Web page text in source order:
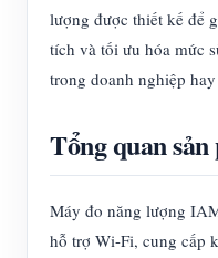
lượng được thiết kế để
tích và tối ưu hóa mức
trong doanh nghiệp
Tổng quan
Máy đo năng lượng
hỗ trợ Wi-Fi, cung cấp